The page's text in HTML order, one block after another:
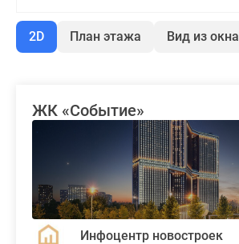
2D План этажа Вид из окна
ЖК «Событие»
Инфоцентр новостроек